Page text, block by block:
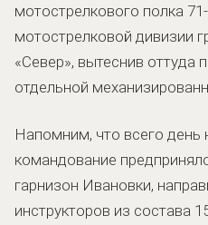
мотострелкового полка
мотострелковой дивизии
«Север», вытеснив оттуда
отдельной
Напомним, что всего день
командование
гарнизон Ивановки,
инструкторов из состава